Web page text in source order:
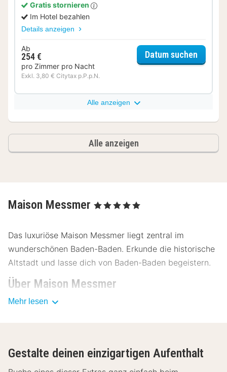
Gratis stornieren
Im Hotel bezahlen
Details anzeigen
Ab
254 €
pro Zimmer pro Nacht
Exkl. 3,80 € Citytax p.P.p.N.
Datum suchen
Alle anzeigen
Alle anzeigen
Maison Messmer , 5 Sterne
Das luxuriöse Maison Messmer liegt zentral im
wunderschönen Baden-Baden. Erkunde die historische
Altstadt und lasse dich von Baden-Baden begeistern.
Über Maison Messmer
Mit Tradition und stilvollem Ambiente heißt das Maison
Einrichtungen Maison Messmer
Mehr lesen
Gestalte deinen einzigartigen Aufenthalt